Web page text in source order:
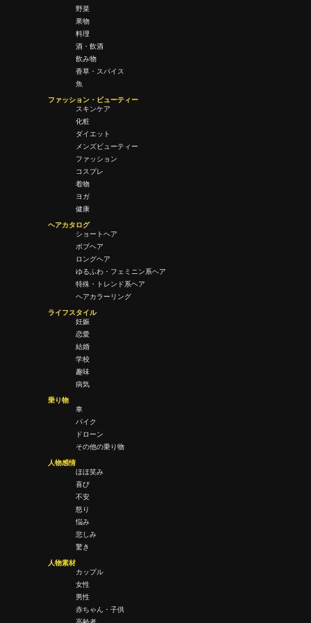
野菜
果物
料理
酒・飲酒
飲み物
香草・スパイス
魚
ファッション・ビューティー
スキンケア
化粧
ダイエット
メンズビューティー
ファッション
コスプレ
着物
ヨガ
健康
ヘアカタログ
ショートヘア
ボブヘア
ロングヘア
ゆるふわ・フェミニン系ヘア
特殊・トレンド系ヘア
ヘアカラーリング
ライフスタイル
妊娠
恋愛
結婚
学校
趣味
病気
乗り物
車
バイク
ドローン
その他の乗り物
人物感情
ほほ笑み
喜び
不安
怒り
悩み
悲しみ
驚き
人物素材
カップル
女性
男性
赤ちゃん・子供